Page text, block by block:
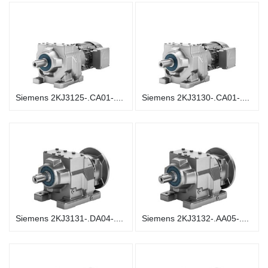
Siemens 2KJ3125-.CA01-.... Siemens 2KJ3130-.CA01-....
Siemens 2KJ3131-.DA04-.... Siemens 2KJ3132-.AA05-....